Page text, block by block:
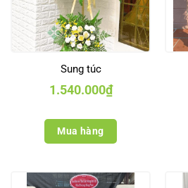
Sung túc
1.540.000₫
Mua hàng